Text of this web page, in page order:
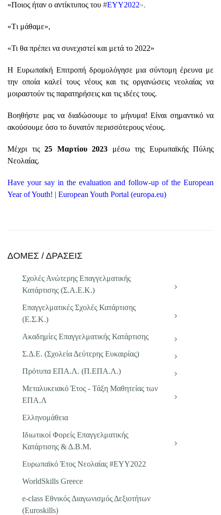
«Ποιος ήταν ο αντίκτυπος του #EYY2022»,
«Tι μάθαμε»,
«Τι θα πρέπει να συνεχιστεί και μετά το 2022»
Η Ευρωπαϊκή Επιτροπή δρομολόγησε μια σύντομη έρευνα με
την οποία καλεί τους νέους και τις οργανώσεις νεολαίας να
μοιραστούν τις παρατηρήσεις και τις ιδέες τους.
Βοηθήστε μας να διαδώσουμε το μήνυμα! Είναι σημαντικό να
ακούσουμε όσο το δυνατόν περισσότερους νέους.
Μέχρι τις 25 Μαρτίου 2023 μέσω της Ευρωπαϊκής Πύλης
Νεολαίας.
Have your say in the evaluation and follow-up of the European
Year of Youth! | European Youth Portal (europa.eu)
ΔΟΜΕΣ / ΔΡΑΣΕΙΣ
Σχολές Ανώτερης Επαγγελματικής
Κατάρτισης (Σ.Α.Ε.Κ.)
Επαγγελματικές Σχολές Κατάρτισης
(Ε.Σ.Κ.)
Ακαδημίες Επαγγελματικής Κατάρτισης
Σ.Δ.Ε. (Σχολεία Δεύτερης Ευκαιρίας)
Πρότυπα ΕΠΑ.Λ. (Π.ΕΠΑ.Λ.)
Μεταλυκειακό Έτος - Τάξη Μαθητείας των
ΕΠΑ.Λ
Ελληνομάθεια
Ιδιωτικοί Φορείς Επαγγελματικής
Κατάρτισης & Δ.Β.Μ.
Ευρωπαϊκό Έτος Νεολαίας #EYY2022
WorldSkills Greece
e-class Εθνικός Διαγωνισμός Δεξιοτήτων
(Euroskills)